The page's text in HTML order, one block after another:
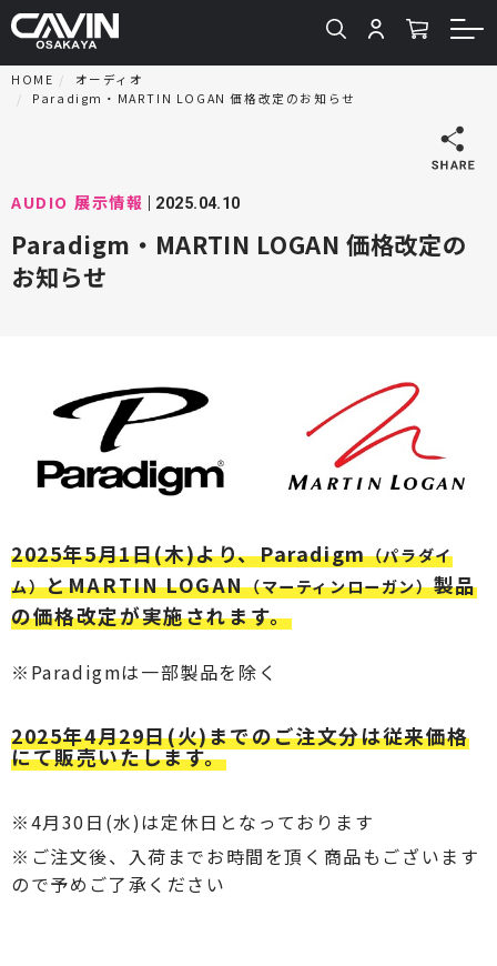
HOME
オーディオ
Paradigm・MARTIN LOGAN 価格改定のお知らせ
AUDIO 展示情報 2025.04.10
Paradigm・MARTIN LOGAN 価格改定の
お知らせ
2025年5月1日(木)より、Paradigm（パラダイ
ム）とMARTIN LOGAN（マーティンローガン）製品
の価格改定が実施されます。
※Paradigmは一部製品を除く
2025年4月29日(火)までのご注文分は従来価格
にて販売いたします。
※4月30日(水)は定休日となっております
※ ご注文後、入荷までお時間を頂く商品もございます
ので予めご了承ください